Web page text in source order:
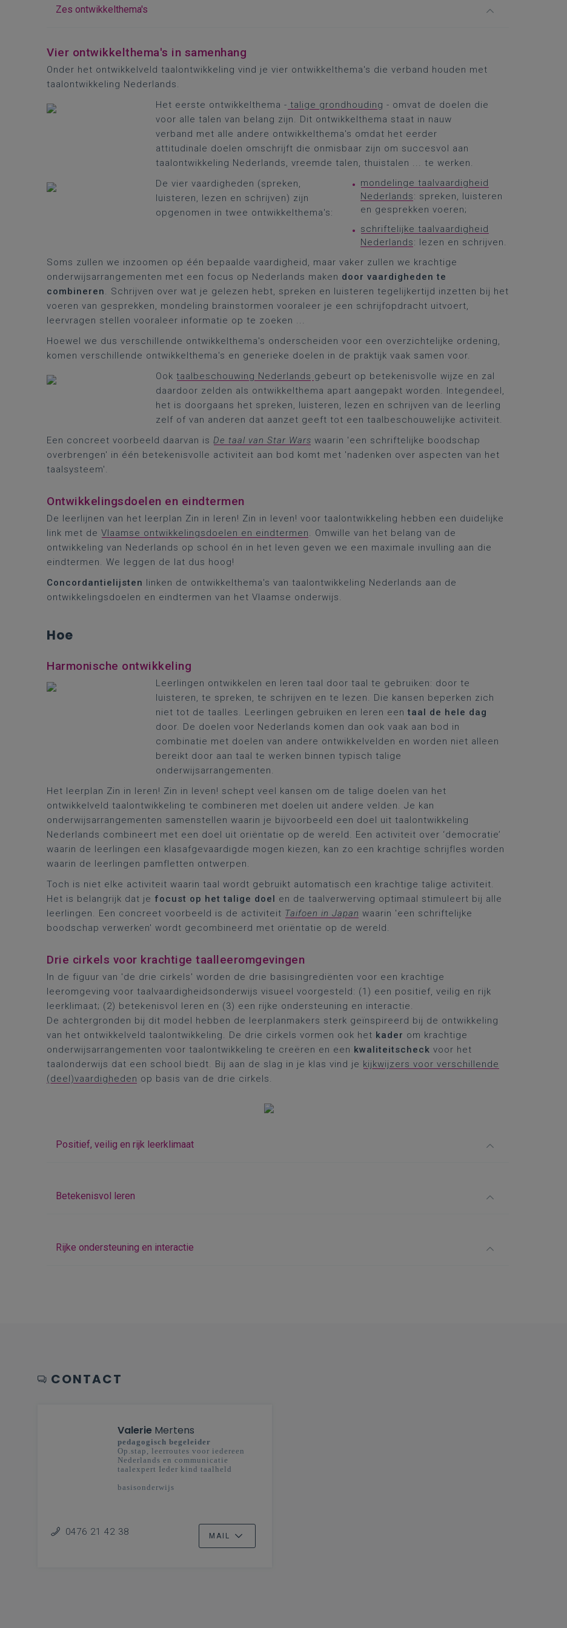
Zes ontwikkelthema's
Vier ontwikkelthema's in samenhang
Onder het ontwikkelveld taalontwikkeling vind je vier ontwikkelthema's die verband houden met
taalontwikkeling Nederlands.
Het eerste ontwikkelthema - talige grondhouding - omvat de doelen die
voor alle talen van belang zijn. Dit ontwikkelthema staat in nauw
verband met alle andere ontwikkelthema's omdat het eerder
attitudinale doelen omschrijft die onmisbaar zijn om succesvol aan
taalontwikkeling Nederlands, vreemde talen, thuistalen ... te werken.
De vier vaardigheden (spreken,
luisteren, lezen en schrijven) zijn
opgenomen in twee ontwikkelthema's:
mondelinge taalvaardigheid
Nederlands: spreken, luisteren
en gesprekken voeren;
schriftelijke taalvaardigheid
Nederlands: lezen en schrijven.
Soms zullen we inzoomen op één bepaalde vaardigheid, maar vaker zullen we krachtige
onderwijsarrangementen met een focus op Nederlands maken door vaardigheden te
combineren. Schrijven over wat je gelezen hebt, spreken en luisteren tegelijkertijd inzetten bij het
voeren van gesprekken, mondeling brainstormen vooraleer je een schrijfopdracht uitvoert,
leervragen stellen vooraleer informatie op te zoeken ...
Hoewel we dus verschillende ontwikkelthema's onderscheiden voor een overzichtelijke ordening,
komen verschillende ontwikkelthema's en generieke doelen in de praktijk vaak samen voor.
Ook taalbeschouwing Nederlands gebeurt op betekenisvolle wijze en zal
daardoor zelden als ontwikkelthema apart aangepakt worden. Integendeel,
het is doorgaans het spreken, luisteren, lezen en schrijven van de leerling
zelf of van anderen dat aanzet geeft tot een taalbeschouwelijke activiteit.
Een concreet voorbeeld daarvan is De taal van Star Wars waarin 'een schriftelijke boodschap
overbrengen' in één betekenisvolle activiteit aan bod komt met 'nadenken over aspecten van het
taalsysteem'.
Ontwikkelingsdoelen en eindtermen
De leerlijnen van het leerplan Zin in leren! Zin in leven! voor taalontwikkeling hebben een duidelijke
link met de Vlaamse ontwikkelingsdoelen en eindtermen. Omwille van het belang van de
ontwikkeling van Nederlands op school én in het leven geven we een maximale invulling aan die
eindtermen. We leggen de lat dus hoog!
Concordantielijsten linken de ontwikkelthema's van taalontwikkeling Nederlands aan de
ontwikkelingsdoelen en eindtermen van het Vlaamse onderwijs.
Hoe
Harmonische ontwikkeling
Leerlingen ontwikkelen en leren taal door taal te gebruiken: door te
luisteren, te spreken, te schrijven en te lezen. Die kansen beperken zich
niet tot de taalles. Leerlingen gebruiken en leren eentaal de hele dag
door. De doelen voor Nederlands komen dan ook vaak aan bod in
combinatie met doelen van andere ontwikkelvelden en worden niet alleen
bereikt door aan taal te werken binnen typisch talige
onderwijsarrangementen.
Het leerplan Zin in leren! Zin in leven! schept veel kansen om de talige doelen van het
ontwikkelveld taalontwikkeling te combineren met doelen uit andere velden. Je kan
onderwijsarrangementen samenstellen waarin je bijvoorbeeld een doel uit taalontwikkeling
Nederlands combineert met een doel uit oriëntatie op de wereld. Een activiteit over ‘democratie’
waarin de leerlingen een klasafgevaardigde mogen kiezen, kan zo een krachtige schrijfles worden
waarin de leerlingen pamfletten ontwerpen.
Toch is niet elke activiteit waarin taal wordt gebruikt automatisch een krachtige talige activiteit.
Het is belangrijk dat je focust op het talige doel en de taalverwerving optimaal stimuleert bij alle
leerlingen. Een concreet voorbeeld is de activiteit Taifoen in Japan waarin 'een schriftelijke
boodschap verwerken' wordt gecombineerd met oriëntatie op de wereld.
Drie cirkels voor krachtige taalleeromgevingen
In de figuur van 'de drie cirkels' worden de drie basisingrediënten voor een krachtige
leeromgeving voor taalvaardigheidsonderwijs visueel voorgesteld: (1) een positief, veilig en rijk
leerklimaat; (2) betekenisvol leren en (3) een rijke ondersteuning en interactie.
De achtergronden bij dit model hebben de leerplanmakers sterk geïnspireerd bij de ontwikkeling
van het ontwikkelveld taalontwikkeling. De drie cirkels vormen ook het kader om krachtige
onderwijsarrangementen voor taalontwikkeling te creëren en een kwaliteitscheck voor het
taalonderwijs dat een school biedt. Bij aan de slag in je klas vind je kijkwijzers voor verschillende
(deel)vaardigheden op basis van de drie cirkels.
Positief, veilig en rijk leerklimaat
Betekenisvol leren
Rijke ondersteuning en interactie
CONTACT
Valerie Mertens
pedagogisch begeleider
Op.stap, leerroutes voor iedereen
Nederlands en communicatie
taalexpert Ieder kind taalheld
basisonderwijs
0476 21 42 38 MAIL